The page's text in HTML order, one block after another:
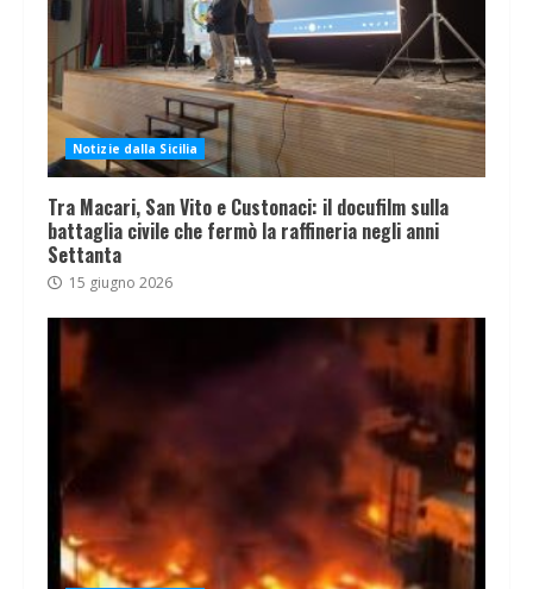
Notizie dalla Sicilia
Tra Macari, San Vito e Custonaci: il docufilm sulla
battaglia civile che fermò la raffineria negli anni
Settanta
15 giugno 2026